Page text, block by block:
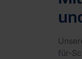
für-